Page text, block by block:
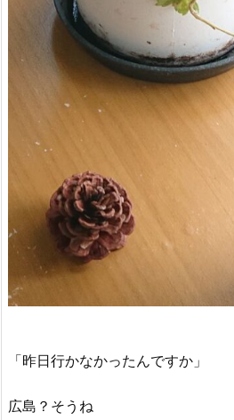
「昨日行かなかったんですか」
広島？そうね